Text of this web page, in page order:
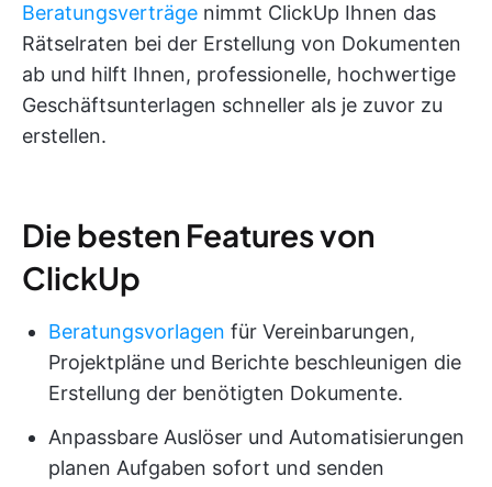
Beratungsverträge nimmt ClickUp Ihnen das
Rätselraten bei der Erstellung von Dokumenten
ab und hilft Ihnen, professionelle, hochwertige
Geschäftsunterlagen schneller als je zuvor zu
erstellen.
Die besten Features von
ClickUp
Beratungsvorlagen für Vereinbarungen,
Projektpläne und Berichte beschleunigen die
Erstellung der benötigten Dokumente.
Anpassbare Auslöser und Automatisierungen
planen Aufgaben sofort und senden